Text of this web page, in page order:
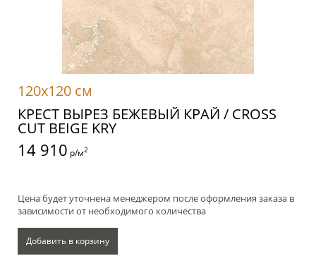
120x120 см
КРЕСТ ВЫРЕЗ БЕЖЕВЫЙ КРАЙ / CROSS
CUT BEIGE KRY
14 910 р/м2
Цена будет уточнена менеджером после оформления заказа в
зависимости от необходимого количества
Добавить в корзину